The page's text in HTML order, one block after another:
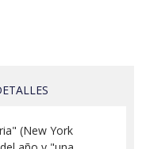
(New York